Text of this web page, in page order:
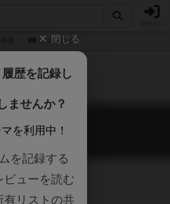
アステロイド
ロイド
Asteroid
閉じる
歴を記録し
ませんか？
を利用中！
を記録する
ビューを読む
有リストの共